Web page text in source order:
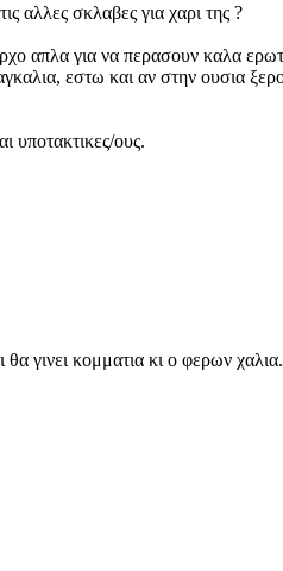
αλλες σκλαβες για χαρι της ?
απλα για να περασουν καλα
εστω και αν στην ουσια
υποτακτικες/ους.
γινει κομματια κι ο φερων